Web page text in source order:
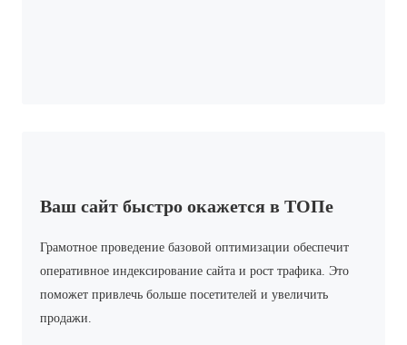
Ваш сайт быстро окажется в ТОПе
Грамотное проведение базовой оптимизации обеспечит
оперативное индексирование сайта и рост трафика. Это
поможет привлечь больше посетителей и увеличить
продажи.